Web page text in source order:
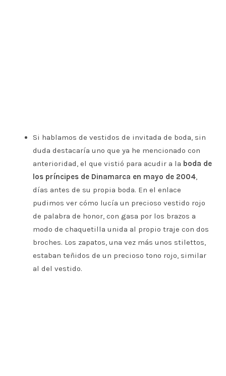
Si hablamos de vestidos de invitada de boda, sin
duda destacaría uno que ya he mencionado con
anterioridad, el que vistió para acudir a la boda de
los príncipes de Dinamarca en mayo de 2004,
días antes de su propia boda. En el enlace
pudimos ver cómo lucía un precioso vestido rojo
de palabra de honor, con gasa por los brazos a
modo de chaquetilla unida al propio traje con dos
broches. Los zapatos, una vez más unos stilettos,
estaban teñidos de un precioso tono rojo, similar
al del vestido.